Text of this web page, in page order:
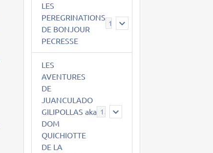
LES
PEREGRINATIONS
DE BONJOUR
PECRESSE
14
LES
AVENTURES
DE
JUANCULADO
GILIPOLLAS aka
DOM
QUICHIOTTE
DE LA
119